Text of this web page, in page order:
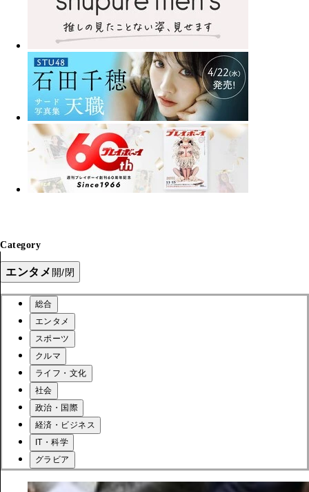
Category
エンタメ 開/閉
総合
エンタメ
スポーツ
クルマ
ライフ・文化
社会
政治・国際
経済・ビジネス
IT・科学
グラビア